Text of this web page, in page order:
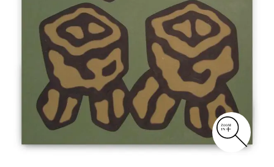
SCULPTURE
CONTACT